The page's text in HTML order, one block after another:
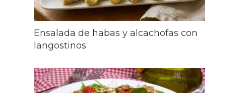
Ensalada de habas y alcachofas con
langostinos